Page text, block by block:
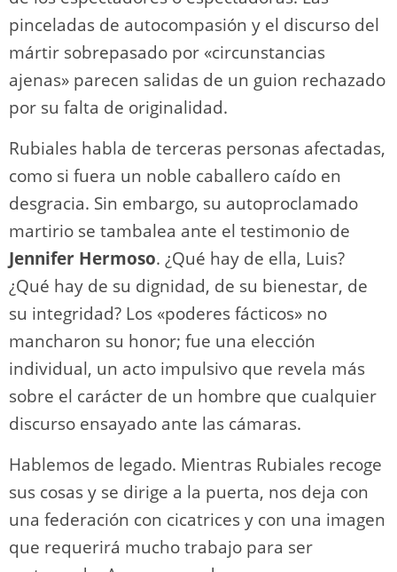
pinceladas de autocompasión y el discurso del
mártir sobrepasado por «circunstancias
ajenas» parecen salidas de un guion rechazado
por su falta de originalidad.
Rubiales habla de terceras personas afectadas,
como si fuera un noble caballero caído en
desgracia. Sin embargo, su autoproclamado
martirio se tambalea ante el testimonio de
Jennifer Hermoso. ¿Qué hay de ella, Luis?
¿Qué hay de su dignidad, de su bienestar, de
su integridad? Los «poderes fácticos» no
mancharon su honor; fue una elección
individual, un acto impulsivo que revela más
sobre el carácter de un hombre que cualquier
discurso ensayado ante las cámaras.
Hablemos de legado. Mientras Rubiales recoge
sus cosas y se dirige a la puerta, nos deja con
una federación con cicatrices y con una imagen
que requerirá mucho trabajo para ser